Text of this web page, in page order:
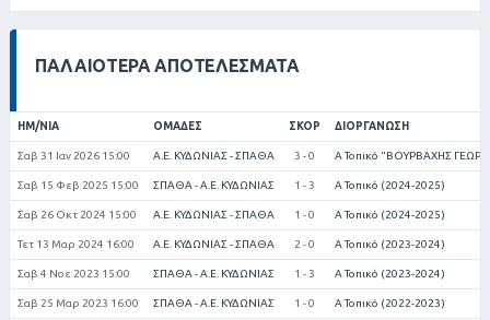
ΠΑΛΑΙΌΤΕΡΑ ΑΠΟΤΕΛΈΣΜΑΤΑ
ΗΜ/ΝΊΑ ΟΜΆΔΕΣ ΣΚΟΡ ΔΙΟΡΓΆΝΩΣΗ
Σαβ 31 Ιαν 2026 15:00 Α.Ε. ΚΥΔΩΝΙΑΣ - ΣΠΑΘΑ 3 - 0 Α Τοπικό "ΒΟΥΡΒΑΧΗΣ
Σαβ 15 Φεβ 2025 15:00 ΣΠΑΘΑ - Α.Ε. ΚΥΔΩΝΙΑΣ 1 - 3 Α Τοπικό (2024-2025)
Σαβ 26 Οκτ 2024 15:00 Α.Ε. ΚΥΔΩΝΙΑΣ - ΣΠΑΘΑ 1 - 0 Α Τοπικό (2024-2025)
Τετ 13 Μαρ 2024 16:00 Α.Ε. ΚΥΔΩΝΙΑΣ - ΣΠΑΘΑ 2 - 0 Α Τοπικό (2023-2024)
Σαβ 4 Νοε 2023 15:00 ΣΠΑΘΑ - Α.Ε. ΚΥΔΩΝΙΑΣ 1 - 3 Α Τοπικό (2023-2024)
Σαβ 25 Μαρ 2023 16:00 ΣΠΑΘΑ - Α.Ε. ΚΥΔΩΝΙΑΣ 1 - 0 Α Τοπικό (2022-2023)